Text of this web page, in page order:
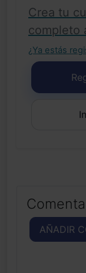
Crea tu
completo
¿Ya estás
AÑADIR